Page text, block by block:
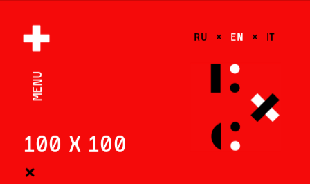
100 х 100
×
RU
  ×
EN
   ×
IT
menu